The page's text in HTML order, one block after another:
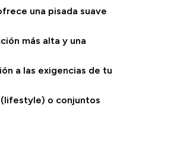
una pisada suave
más alta y una
a las exigencias de tu
(lifestyle) o conjuntos